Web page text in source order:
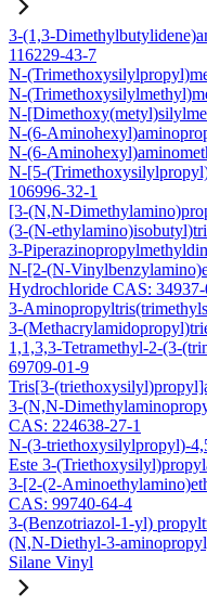
3-(1,3-
116229-43-7
N-
N-
N-
N-(6-
N-(6-
N-[5-
106996-32-1
[3-(N,N-
(3-(N-
3-
N-[2-(N-
Hydrochloride CAS:
3-
3-
1,1,3,3-Tetramethyl-2-(3-
69709-01-9
Tris[3-
3-(N,N-
CAS: 224638-27-1
N-(3-triethoxysilylpropyl)-
Este 3-
3-[2-(2-
CAS: 99740-64-4
3-(Benzotriazol-1-yl)
(N,N-Diethyl-3-
Silane Vinyl